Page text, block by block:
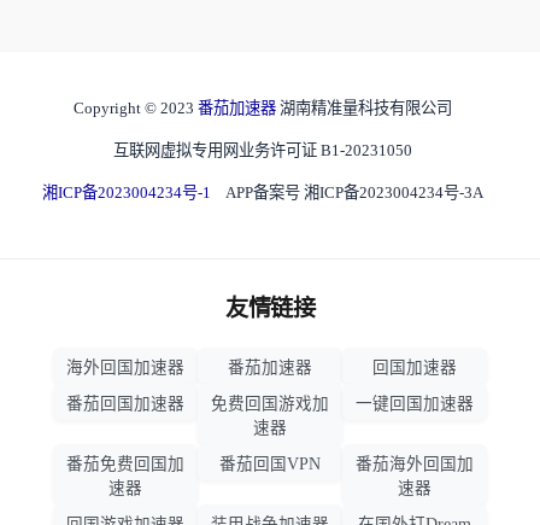
Copyright © 2023 番茄加速器 湖南精准量科技有限公司
互联网虚拟专用网业务许可证 B1-20231050
湘ICP备2023004234号-1 APP备案号 湘ICP备2023004234号-3A
友情链接
海外回国加速器 番茄加速器
回国加速器
番茄回国加速器
免费回国游戏加
速器
一键回国加速器
番茄免费回国加
速器
番茄回国VPN
番茄海外回国加
速器